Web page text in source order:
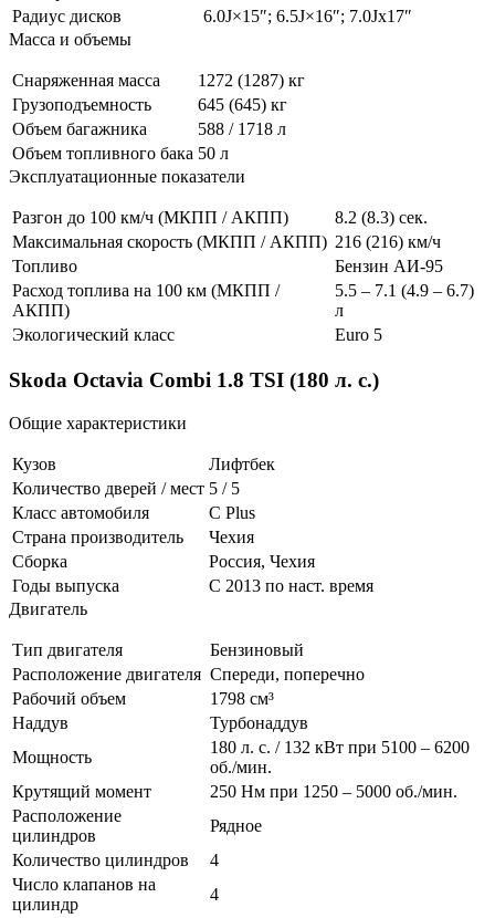
Радиус дисков
6.0J×15″; 6.5J×16″; 7.0Jx17″
Масса и объемы
Снаряженная масса
1272 (1287) кг
Грузоподъемность
645 (645) кг
Объем багажника
588 / 1718 л
Объем топливного бака 50 л
Эксплуатационные показатели
Разгон до 100 км/ч (МКПП / АКПП)
8.2 (8.3) сек.
Максимальная скорость (МКПП / АКПП) 216 (216) км/ч
Топливо
Бензин АИ-95
Расход топлива на 100 км (МКПП /
АКПП)
5.5 – 7.1 (4.9 – 6.7)
л
Экологический класс
Euro 5
Skoda Octavia Combi 1.8 TSI (180 л. с.)
Общие характеристики
Кузов
Лифтбек
Количество дверей / мест 5 / 5
Класс автомобиля
С Plus
Страна производитель
Чехия
Сборка
Россия, Чехия
Годы выпуска
С 2013 по наст. время
Двигатель
Тип двигателя
Бензиновый
Расположение двигателя Спереди, поперечно
Рабочий объем
1798 см³
Наддув
Турбонаддув
Мощность
180 л. с. / 132 кВт при 5100 – 6200
об./мин.
Крутящий момент
250 Нм при 1250 – 5000 об./мин.
Расположение
цилиндров
Рядное
Количество цилиндров
4
Число клапанов на
цилиндр
4